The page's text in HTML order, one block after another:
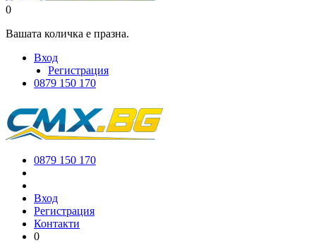
0
Вашата количка е празна.
Вход
Регистрация
0879 150 170
0879 150 170
Вход
Регистрация
Контакти
0